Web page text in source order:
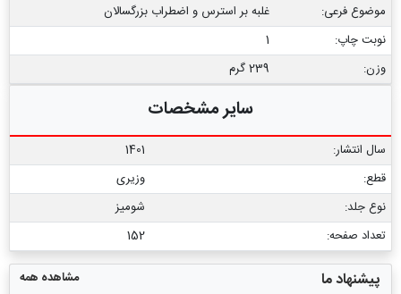
موضوع فرعی:
غلبه بر استرس و اضطراب بزرگسالان
نوبت چاپ:
1
وزن:
239 گرم
سایر مشخصات
سال انتشار:
1401
قطع:
وزیری
نوع جلد:
شومیز
تعداد صفحه:
152
پیشنهاد ما مشاهده همه